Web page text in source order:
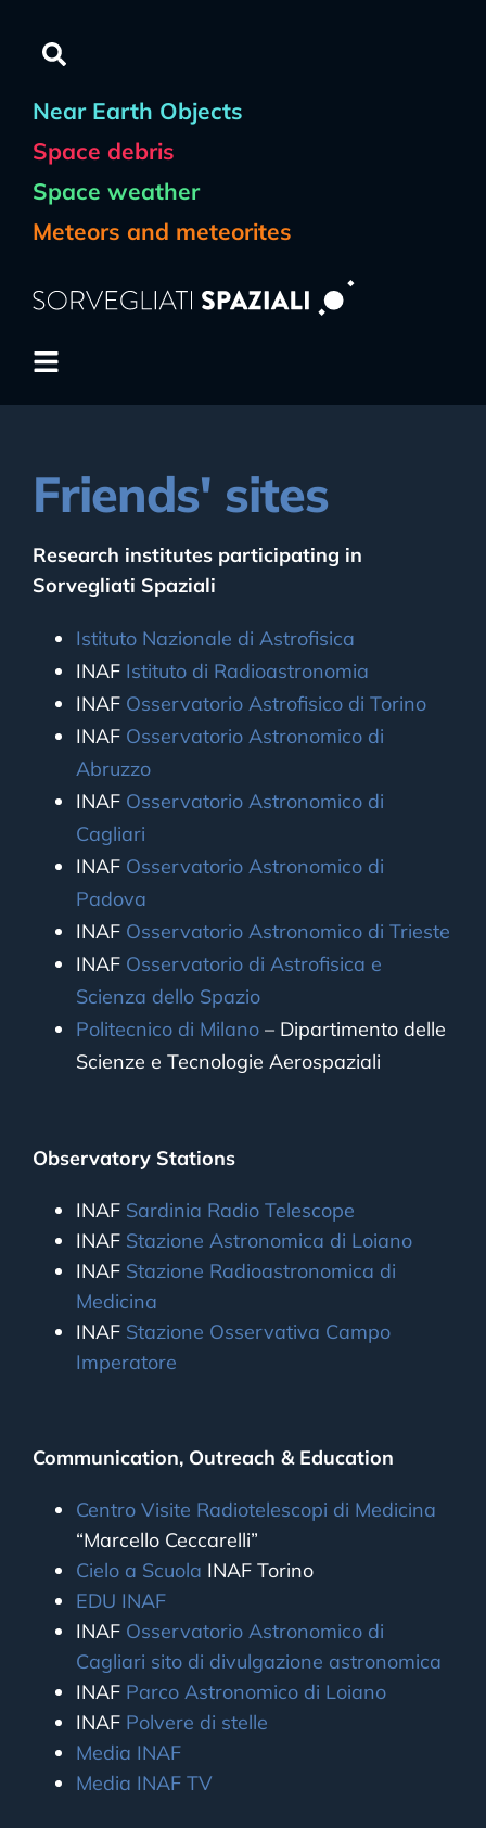
Near Earth Objects
Space debris
Space weather
Meteors and meteorites
Friends' sites
Research institutes participating in
Sorvegliati Spaziali
Istituto Nazionale di Astrofisica
INAF Istituto di Radioastronomia
INAF Osservatorio Astrofisico di Torino
INAF Osservatorio Astronomico di
Abruzzo
INAF Osservatorio Astronomico di
Cagliari
INAF Osservatorio Astronomico di
Padova
INAF Osservatorio Astronomico di Trieste
INAF Osservatorio di Astrofisica e
Scienza dello Spazio
Politecnico di Milano – Dipartimento delle
Scienze e Tecnologie Aerospaziali
Observatory Stations
INAF Sardinia Radio Telescope
INAF Stazione Astronomica di Loiano
INAF Stazione Radioastronomica di
Medicina
INAF Stazione Osservativa Campo
Imperatore
Communication, Outreach & Education
Centro Visite Radiotelescopi di Medicina
“Marcello Ceccarelli”
Cielo a Scuola INAF Torino
EDU INAF
INAF Osservatorio Astronomico di
Cagliari sito di divulgazione astronomica
INAF Parco Astronomico di Loiano
INAF Polvere di stelle
Media INAF
Media INAF TV